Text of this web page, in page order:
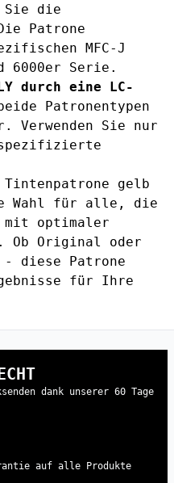
Sie die
Patrone
MFC-J
6000er Serie.
durch eine LC-
Patronentypen
Verwenden Sie nur
Tintenpatrone gelb
Wahl für alle, die
mit optimaler
Ob Original oder
diese Patrone
für Ihre
dank unserer 60 Tage
auf alle Produkte